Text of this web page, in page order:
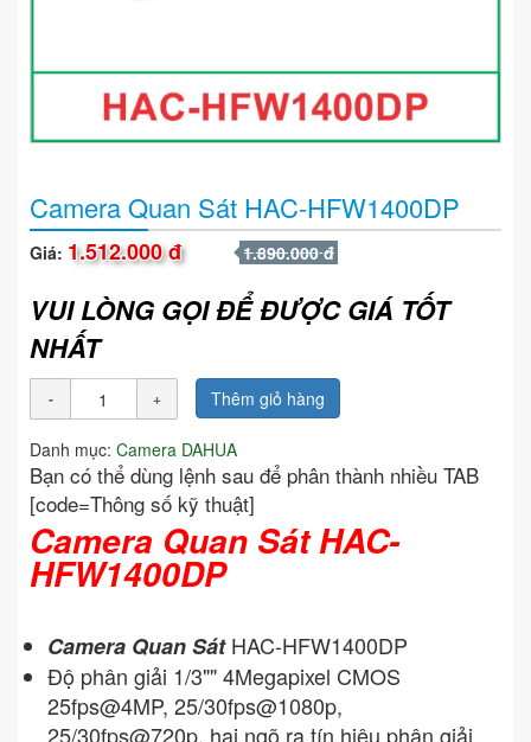
Camera Quan Sát HAC-HFW1400DP
Giá: 1.512.000 đ 1.890.000 đ
VUI LÒNG GỌI ĐỂ ĐƯỢC GIÁ TỐT
NHẤT
Thêm giỏ hàng
Danh mục: Camera DAHUA
Bạn có thể dùng lệnh sau để phân thành nhiều TAB
[code=Thông số kỹ thuật]
Camera Quan Sát HAC-
HFW1400DP
Camera Quan SátHAC-HFW1400DP
Độ phân giải 1/3"" 4Megapixel CMOS
25fps@4MP, 25/30fps@1080p,
25/30fps@720p, hai ngõ ra tín hiệu phân giải